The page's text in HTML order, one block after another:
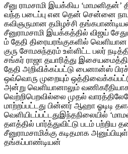
சீனு ராமசாமி இயக்கிய ‘மாமனிதன்’
வந்த படைப்பு என தென் சென்னை
கவிஞருமான தமிழச்சி
சீனுராமசாமி இயக்கத்தில் விஜய்
ம் தேதி திரையரங்குகளில் வெளியான
குரு சோமசுந்தரம் உள்ளிட்ட பலர்
சங்கர் ராஜா தயாரித்து
தேதி அறிவிக்கப்பட்டு பைனான்ஸ்
ஒவ்வொரு முறையும்
அன்று வெளியானாலும்
வெற்றிபெறவில்லை முதல்
மாற்றப்பட்டது பின்னர் ஆஹா ஓடிடி
வெளியிடப்பட்டதுஇந்தநிலையில்
தளத்தில் பார்த்துவிட்டு படம் பற்றிய
சீனுராமசாமிக்கு கடிதமாக
தங்கப்பாண்டியன்